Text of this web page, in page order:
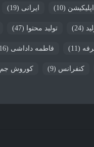
اپلیکیشن (10) ایرانی (19)
(24) تولید محتوا (47)
(11) فاطمه داداشی (16)
کنفرانس (9) کوروش جم